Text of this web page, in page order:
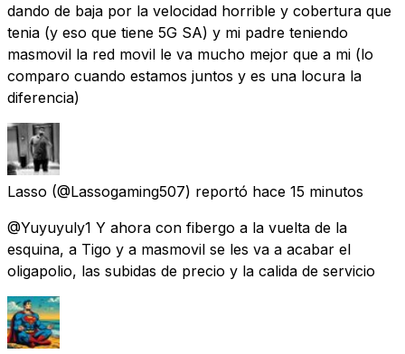
dando de baja por la velocidad horrible y cobertura que
tenia (y eso que tiene 5G SA) y mi padre teniendo
masmovil la red movil le va mucho mejor que a mi (lo
comparo cuando estamos juntos y es una locura la
diferencia)
Lasso (@Lassogaming507) reportó hace 15 minutos
@Yuyuyuly1 Y ahora con fibergo a la vuelta de la
esquina, a Tigo y a masmovil se les va a acabar el
oligapolio, las subidas de precio y la calida de servicio